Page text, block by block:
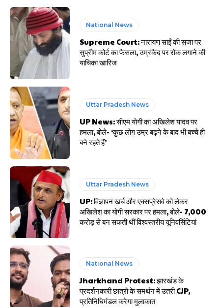
National News
Supreme Court: नारायण साईं की सजा पर
सुप्रीम कोर्ट का फैसला, उम्रकैद पर रोक लगाने की
याचिका खारिज
Uttar Pradesh News
UP News: सीएम योगी का अखिलेश यादव पर
हमला, बोले- ‘कुछ लोग उम्र बढ़ने के बाद भी बच्चे ही
बने रहते हैं’
Uttar Pradesh News
UP: विज्ञापन खर्च और एक्सप्रेसवे को लेकर
अखिलेश का योगी सरकार पर हमला, बोले- 7,000
करोड़ से बन सकती थीं विश्वस्तरीय यूनिवर्सिटियां
National News
Jharkhand Protest: झारखंड के
प्रदर्शनकारी छात्रों के समर्थन में उतरी CJP,
प्रतिनिधिमंडल करेगा मुलाकात